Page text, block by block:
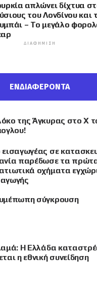
απλώνει δίχτυα
του Λονδίνου και
– Το μεγάλο
ΔΙΑΦΉΜΙΣΗ
ΕΝΔΙΑΦΕΡΟΝΤΑ
της Άγκυρας στο X
σε
παρέδωσε τα
οχήματα
σύγκρουση
Η Ελλάδα
η εθνική συνείδηση